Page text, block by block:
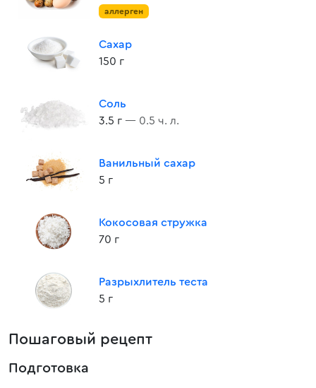
аллерген
Сахар
150 г
Соль
3.5 г — 0.5 ч. л.
Ванильный сахар
5 г
Кокосовая стружка
70 г
Разрыхлитель теста
5 г
Пошаговый рецепт
Подготовка